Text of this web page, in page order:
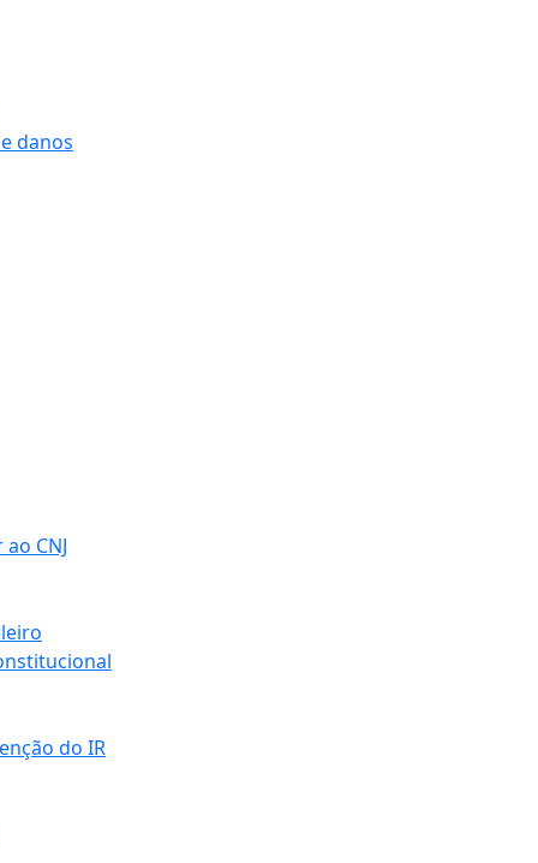
danos
CNJ
do IR